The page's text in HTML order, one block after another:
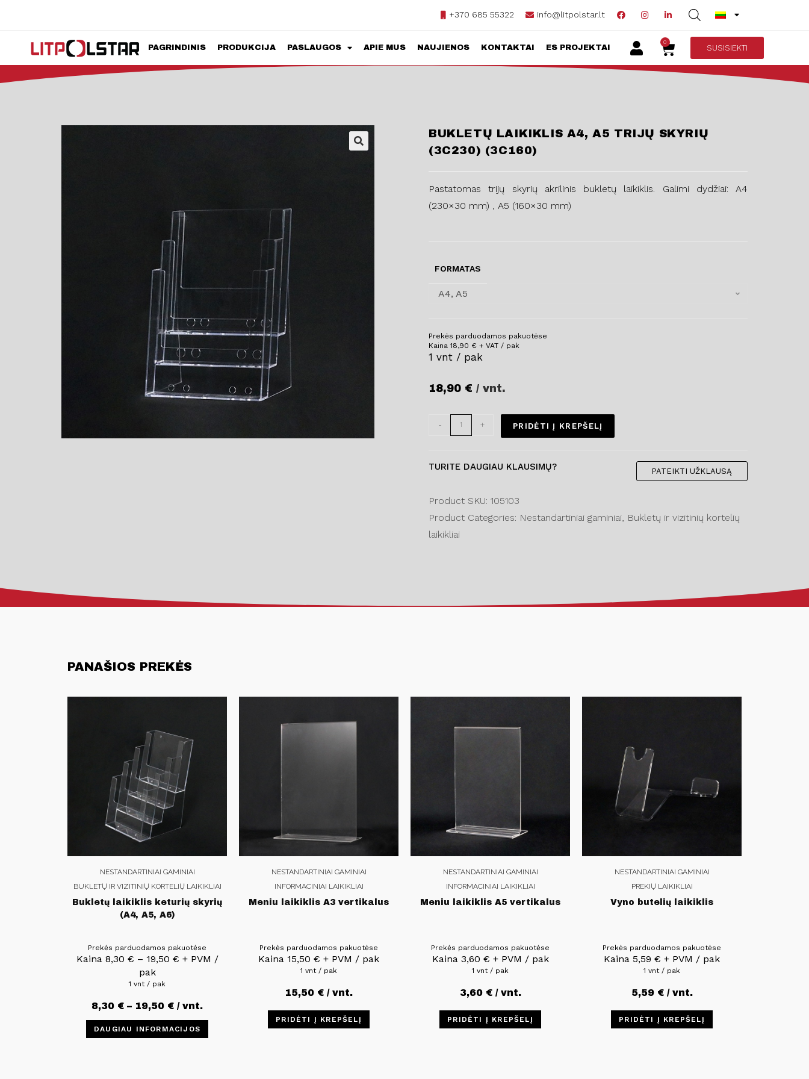
+370 685 55322 info@litpolstar.lt
PAGRINDINIS PRODUKCIJA PASLAUGOS APIE MUS NAUJIENOS KONTAKTAI ES PROJEKTAI
0
SUSISIEKTI
BUKLETŲ LAIKIKLIS A4, A5 TRIJŲ SKYRIŲ
(3C230) (3C160)
Pastatomas trijų skyrių akrilinis bukletų laikiklis. Galimi dydžiai: A4
(230×30 mm) , A5 (160×30 mm)
FORMATAS
A4, A5
Prekės parduodamos pakuotėse
Kaina18,90 € + VAT / pak
1 vnt / pak
18,90 € / vnt.
- + PRIDĖTI Į KREPŠELĮ
TURITE DAUGIAU KLAUSIMŲ? PATEIKTI UŽKLAUSĄ
Product SKU: 105103
Product Categories: Nestandartiniai gaminiai, Bukletų ir vizitinių kortelių
laikikliai
PANAŠIOS PREKĖS
NESTANDARTINIAI GAMINIAI
BUKLETŲ IR VIZITINIŲ KORTELIŲ LAIKIKLIAI
Bukletų laikiklis keturių skyrių
(A4, A5, A6)
Prekės parduodamos pakuotėse
Kaina 8,30 € – 19,50 € + PVM /
pak
1 vnt / pak
8,30 € – 19,50 € / vnt.
DAUGIAU INFORMACIJOS
NESTANDARTINIAI GAMINIAI
INFORMACINIAI LAIKIKLIAI
Meniu laikiklis A3 vertikalus
Prekės parduodamos pakuotėse
Kaina 15,50 € + PVM / pak
1 vnt / pak
15,50 € / vnt.
PRIDĖTI Į KREPŠELĮ
NESTANDARTINIAI GAMINIAI
INFORMACINIAI LAIKIKLIAI
Meniu laikiklis A5 vertikalus
Prekės parduodamos pakuotėse
Kaina 3,60 € + PVM / pak
1 vnt / pak
3,60 €/ vnt.
PRIDĖTI Į KREPŠELĮ
NESTANDARTINIAI GAMINIAI
PREKIŲ LAIKIKLIAI
Vyno butelių laikiklis
Prekės parduodamos pakuotėse
Kaina 5,59 € + PVM / pak
1 vnt / pak
5,59 €/ vnt.
PRIDĖTI Į KREPŠELĮ